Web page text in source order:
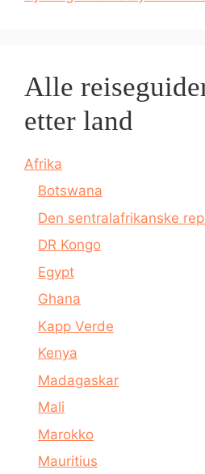
Alle
etter land
Afrika
Botswana
Den sentralafrikanske
DR Kongo
Egypt
Ghana
Kapp Verde
Kenya
Madagaskar
Mali
Marokko
Mauritius